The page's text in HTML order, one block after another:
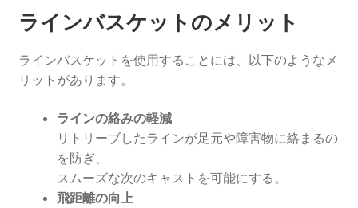
ラインバスケットのメリット
ラインバスケットを使用することには、以下のようなメ
リットがあります。
ラインの絡みの軽減
リトリーブしたラインが足元や障害物に絡まるの
を防ぎ、
スムーズな次のキャストを可能にする。
飛距離の向上